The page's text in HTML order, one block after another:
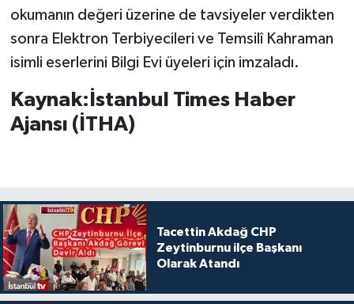
okumanın değeri üzerine de tavsiyeler verdikten
sonra Elektron Terbiyecileri ve Temsilî Kahraman
isimli eserlerini Bilgi Evi üyeleri için imzaladı.
Kaynak:İstanbul Times Haber
Ajansı (İTHA)
Tacettin Akdağ CHP
Zeytinburnu ilçe Başkanı
Olarak Atandı